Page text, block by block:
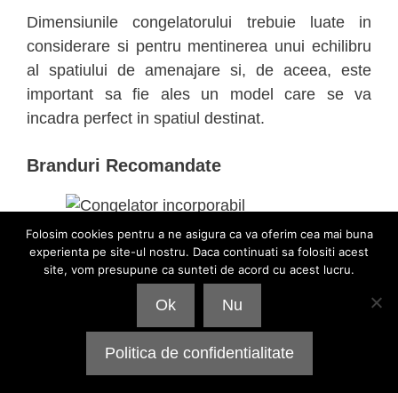
Dimensiunile congelatorului trebuie luate in
considerare si pentru mentinerea unui echilibru
al spatiului de amenajare si, de aceea, este
important sa fie ales un model care se va
incadra perfect in spatiul destinat.
Branduri Recomandate
Companiile producatoare consacrate iau in
considerare chiar criteriile de selectie pe care
clientii le au in minte atunci cand investesc in
aparatura de congelare si refrigerare, iar
rezultatele sunt congelatoare adecvate stilului
de viata modern, care depaseste aria
functionalitatii, si includ si specificatii tehnice de
Folosim cookies pentru a ne asigura ca va oferim cea mai buna
experienta pe site-ul nostru. Daca continuati sa folositi acest
site, vom presupune ca sunteti de acord cu acest lucru.
Ok Nu
Politica de confidentialitate